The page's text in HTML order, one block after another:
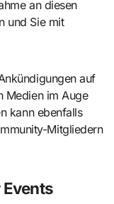
an diesen
und Sie mit
auf
Medien im Auge
kann ebenfalls
Mitgliedern